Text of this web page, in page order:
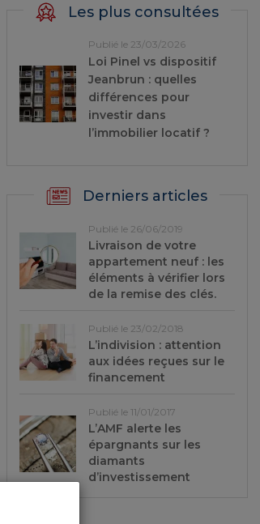
Les plus consultées
Publié le 23/03/2026
Loi Pinel vs dispositif
Jeanbrun : quelles
différences pour
investir dans
l’immobilier locatif ?
Derniers articles
Publié le 26/06/2019
Livraison de votre
appartement neuf : les
éléments à vérifier lors
de la remise des clés.
Publié le 23/02/2018
L’indivision : attention
aux idées reçues sur le
financement
Publié le 11/01/2017
L’AMF alerte les
épargnants sur les
diamants
d’investissement